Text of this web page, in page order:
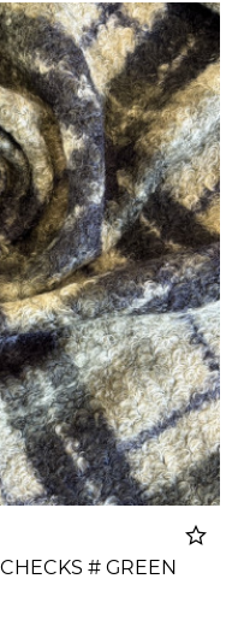
# GREEN